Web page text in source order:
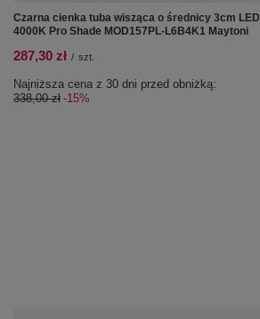
Czarna cienka tuba wisząca o średnicy 3cm LED
4000K Pro Shade MOD157PL-L6B4K1 Maytoni
287,30 zł / szt.
Najniższa cena z 30 dni przed obniżką:
338,00 zł -15%